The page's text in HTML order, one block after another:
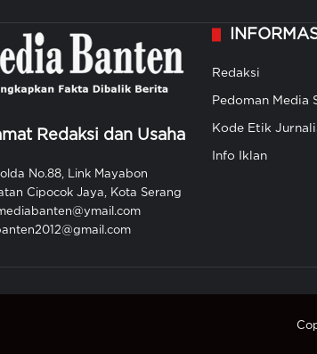
Redaksi dan Usaha
No.88, Link Mayabon
Cipocok Jaya, Kota Serang
Redaksi
Pedoman Media
Kode Etik
Info Iklan